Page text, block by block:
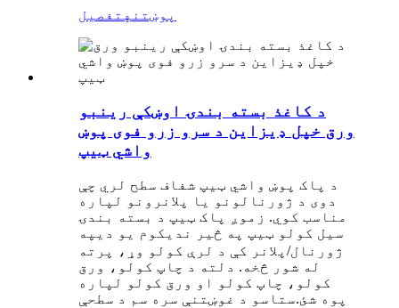
پوښتنه تفصیل
د کاغذ بسته بندۍ اوښکې رینبو
ورق خپل ډیزاین د سرو زرو فوی پوښ
واشي ټیپ
د پاک پوښ واشي ټیپ شفاف سطح لري چې
دوی د ژورنالونو یا پلانرونو لپاره
مناسب کوي. زموږ پاک ټیپ د بسته بندۍ
سیل کولو ټیپ په څیر ندي کوم یو دی په
ژورنال/پلانر کې د لرې کولو وړ، پرته
له شور څخه. دلته د چاپ کولو، ورق
کولو، چاپ کولو او ورق کولو لپاره
پوه شئ.ستاسو د غوښتنې سره سم د سطحې